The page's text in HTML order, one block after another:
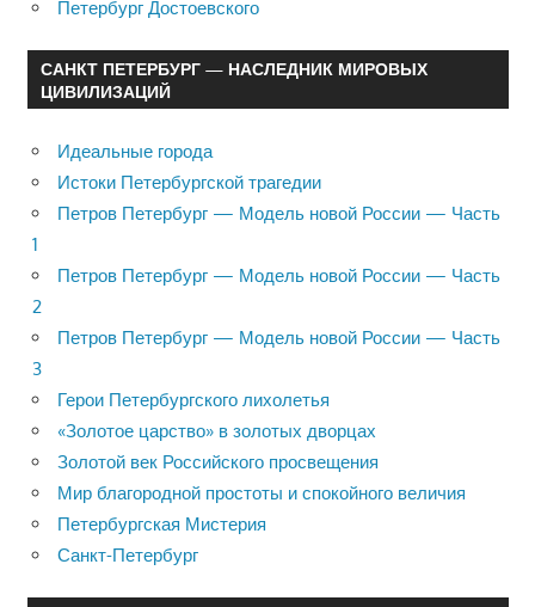
Петербург Достоевского
САНКТ ПЕТЕРБУРГ — НАСЛЕДНИК МИРОВЫХ
ЦИВИЛИЗАЦИЙ
Идеальные города
Истоки Петербургской трагедии
Петров Петербург — Модель новой России — Часть
1
Петров Петербург — Модель новой России — Часть
2
Петров Петербург — Модель новой России — Часть
3
Герои Петербургского лихолетья
«Золотое царство» в золотых дворцах
Золотой век Российского просвещения
Мир благородной простоты и спокойного величия
Петербургская Мистерия
Санкт-Петербург